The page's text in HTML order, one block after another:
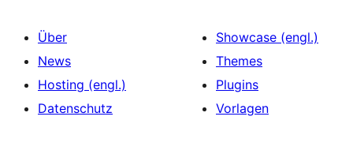
Über
News
Hosting (engl.)
Datenschutz
Showcase (engl.)
Themes
Plugins
Vorlagen